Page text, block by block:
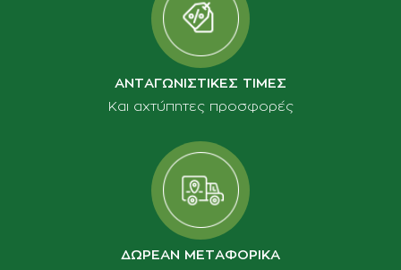
ΑΝΤΑΓΩΝΙΣΤΙΚΕΣ ΤΙΜΕΣ
Και αχτύπητες προσφορές
ΔΩΡΕΑΝ ΜΕΤΑΦΟΡΙΚΑ